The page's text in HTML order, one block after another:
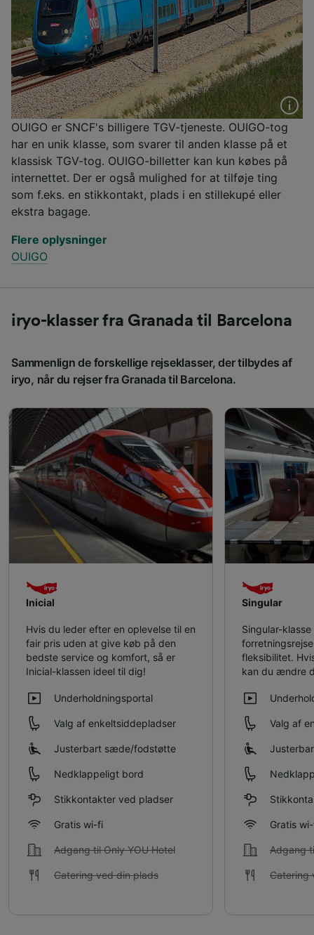
OUIGO er SNCF's billigere TGV-tjeneste. OUIGO-tog
har en unik klasse, som svarer til anden klasse på et
klassisk TGV-tog. OUIGO-billetter kan kun købes på
internettet. Der er også mulighed for at tilføje ting
som f.eks. en stikkontakt, plads i en stillekupé eller
ekstra bagage.
Flere oplysninger
OUIGO
iryo-klasser fra Granada til Barcelona
Sammenlign de forskellige rejseklasser, der tilbydes af
iryo, når du rejser fra Granada til Barcelona.
Inicial
Hvis du leder efter en oplevelse til en
fair pris uden at give køb på den
bedste service og komfort, så er
Inicial-klassen ideel til dig!
Underholdningsportal
Valg af enkeltsiddepladser
Justerbart sæde/​fodstøtte
Nedklappeligt bord
Stikkontakter ved pladser
Gratis wi-fi
Adgang til Only YOU Hotel
Catering ved din plads
Singular
Singular-
fleksibilitet.
kan du ændre
Valg af
Gratis
Adgang
Catering